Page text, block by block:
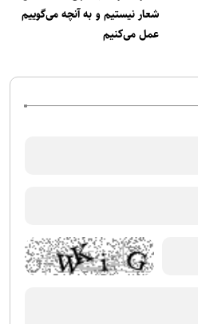
شعار نیستیم و به آنچه می‌گوییم
عمل می‌کنیم